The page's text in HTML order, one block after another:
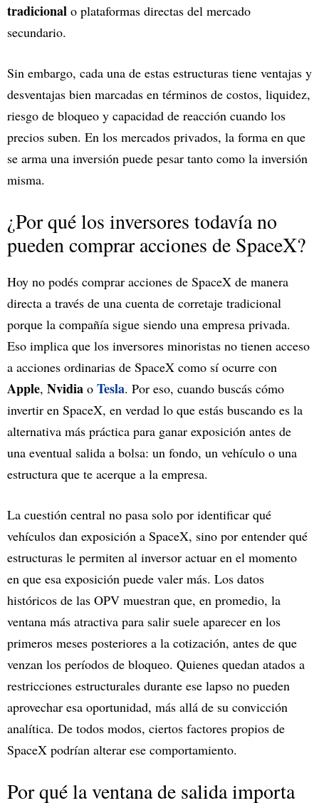
tradicional o plataformas directas del mercado
secundario.
Sin embargo, cada una de estas estructuras tiene ventajas y
desventajas bien marcadas en términos de costos, liquidez,
riesgo de bloqueo y capacidad de reacción cuando los
precios suben. En los mercados privados, la forma en que
se arma una inversión puede pesar tanto como la inversión
misma.
¿Por qué los inversores todavía no
pueden comprar acciones de SpaceX?
Hoy no podés comprar acciones de SpaceX de manera
directa a través de una cuenta de corretaje tradicional
porque la compañía sigue siendo una empresa privada.
Eso implica que los inversores minoristas no tienen acceso
a acciones ordinarias de SpaceX como sí ocurre con
Apple, Nvidia o Tesla. Por eso, cuando buscás cómo
invertir en SpaceX, en verdad lo que estás buscando es la
alternativa más práctica para ganar exposición antes de
una eventual salida a bolsa: un fondo, un vehículo o una
estructura que te acerque a la empresa.
La cuestión central no pasa solo por identificar qué
vehículos dan exposición a SpaceX, sino por entender qué
estructuras le permiten al inversor actuar en el momento
en que esa exposición puede valer más. Los datos
históricos de las OPV muestran que, en promedio, la
ventana más atractiva para salir suele aparecer en los
primeros meses posteriores a la cotización, antes de que
venzan los períodos de bloqueo. Quienes quedan atados a
restricciones estructurales durante ese lapso no pueden
aprovechar esa oportunidad, más allá de su convicción
analítica. De todos modos, ciertos factores propios de
SpaceX podrían alterar ese comportamiento.
Por qué la ventana de salida importa